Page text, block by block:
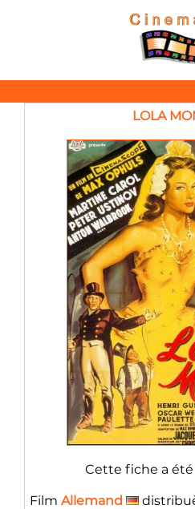
LOLA
Cette fiche a
Film Allemand